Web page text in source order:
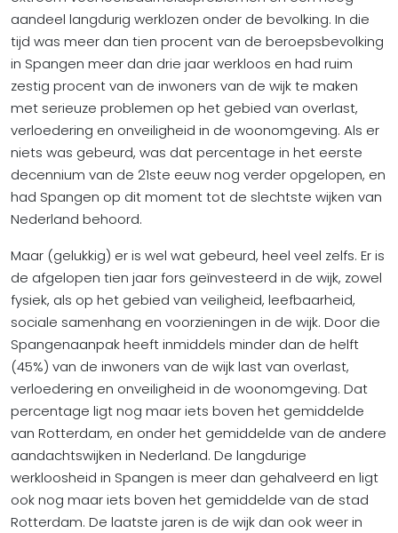
aandeel langdurig werklozen onder de bevolking. In die
tijd was meer dan tien procent van de beroepsbevolking
in Spangen meer dan drie jaar werkloos en had ruim
zestig procent van de inwoners van de wijk te maken
met serieuze problemen op het gebied van overlast,
verloedering en onveiligheid in de woonomgeving. Als er
niets was gebeurd, was dat percentage in het eerste
decennium van de 21ste eeuw nog verder opgelopen, en
had Spangen op dit moment tot de slechtste wijken van
Nederland behoord.
Maar (gelukkig) er is wel wat gebeurd, heel veel zelfs. Er is
de afgelopen tien jaar fors geïnvesteerd in de wijk, zowel
fysiek, als op het gebied van veiligheid, leefbaarheid,
sociale samenhang en voorzieningen in de wijk. Door die
Spangenaanpak heeft inmiddels minder dan de helft
(45%) van de inwoners van de wijk last van overlast,
verloedering en onveiligheid in de woonomgeving. Dat
percentage ligt nog maar iets boven het gemiddelde
van Rotterdam, en onder het gemiddelde van de andere
aandachtswijken in Nederland. De langdurige
werkloosheid in Spangen is meer dan gehalveerd en ligt
ook nog maar iets boven het gemiddelde van de stad
Rotterdam. De laatste jaren is de wijk dan ook weer in